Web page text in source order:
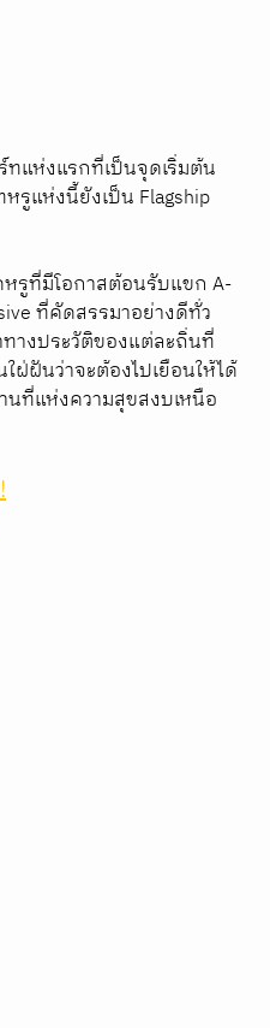
แห่งแรกที่เป็นจุดเริ่มต้น
รูแห่งนี้ยังเป็น Flagship
หรูที่มีโอกาสต้อนรับแขก A-
ที่คัดสรรมาอย่างดีทั่ว
างประวัติของแต่ละถิ่นที่
ฝ่ฝันว่าจะต้องไปเยือนให้ได้
ที่แห่งความสุขสงบเหนือ
!